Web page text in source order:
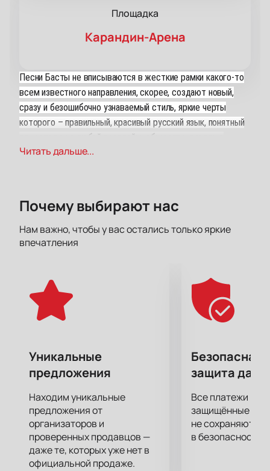
Площадка
Карандин-Арена
Песни Басты не вписываются в жесткие рамки какого-то
всем известного направления, скорее, создают новый,
сразу и безошибочно узнаваемый стиль, яркие черты
которого – правильный, красивый русский язык, понятный
мелодии, гармоничные и приятные. Его песни покоряют
концертных площадках города!
Читать дальше...
Почему выбирают нас
Нам важно, чтобы у вас остались только яркие
впечатления
Уникальные
предложения
Находим уникальные
предложения от
организаторов и
проверенных продавцов —
даже те, которых уже нет в
официальной продаже.
Безопасная
защита
Все платежи
защищённые
не сохраняются
в безопасности.